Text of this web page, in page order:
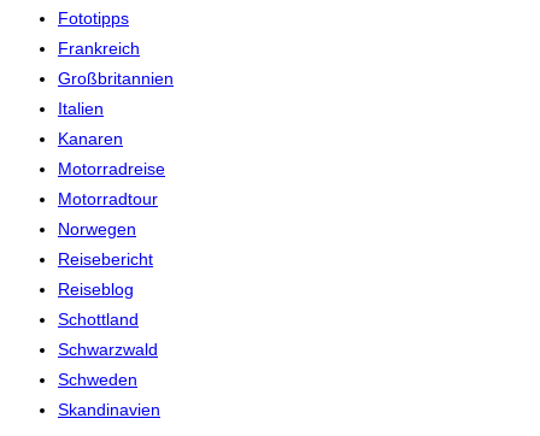
Fototipps
Frankreich
Großbritannien
Italien
Kanaren
Motorradreise
Motorradtour
Norwegen
Reisebericht
Reiseblog
Schottland
Schwarzwald
Schweden
Skandinavien